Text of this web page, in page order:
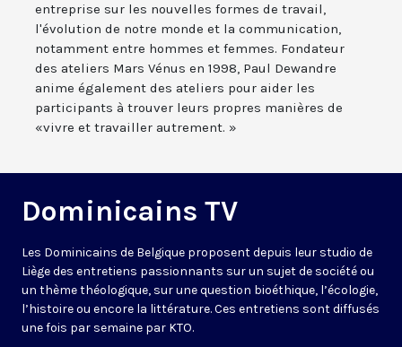
entreprise sur les nouvelles formes de travail,
l'évolution de notre monde et la communication,
notamment entre hommes et femmes. Fondateur
des ateliers Mars Vénus en 1998, Paul Dewandre
anime également des ateliers pour aider les
participants à trouver leurs propres manières de
«vivre et travailler autrement. »
Dominicains TV
Les Dominicains de Belgique proposent depuis leur studio de
Liège des entretiens passionnants sur un sujet de société ou
un thème théologique, sur une question bioéthique, l’écologie,
l’histoire ou encore la littérature. Ces entretiens sont diffusés
une fois par semaine par KTO.